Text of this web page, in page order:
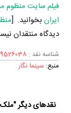
فیلم سایت منظوم
ایران بخوانید. [
دیدگاه منتقدان
شناسه نقد : 9526038
منبع: سینما نگار
نقدهای دیگر